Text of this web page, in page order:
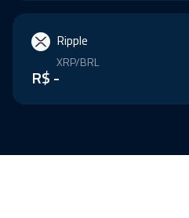
Ripple
XRP/BRL
R$ -